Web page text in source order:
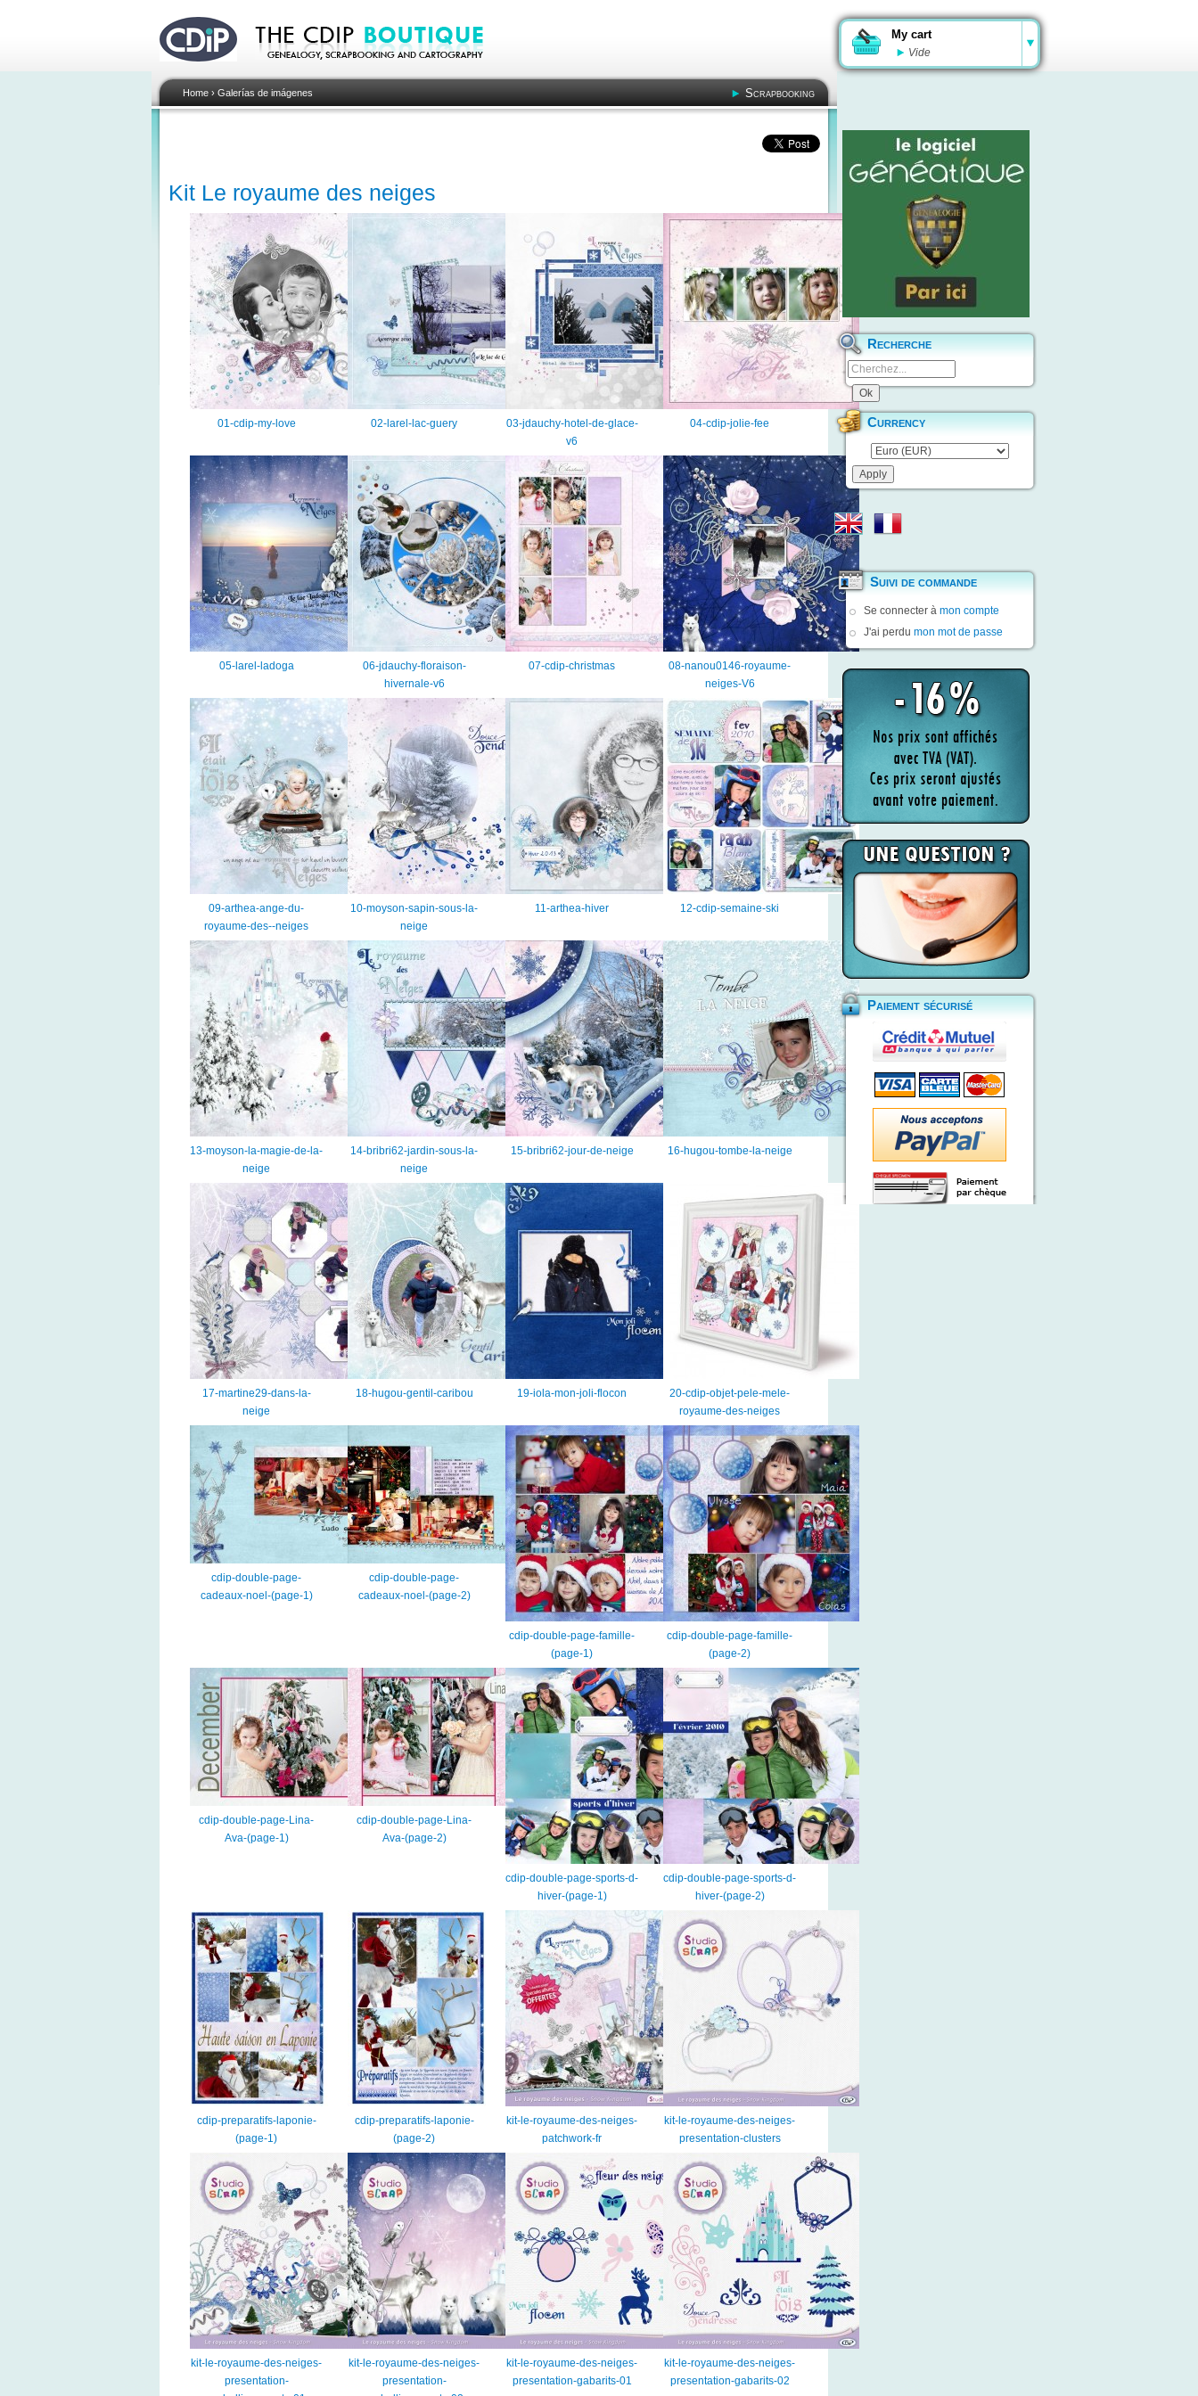
My cart
Vide
Home› Galerías de imágenes Scrapbooking
Kit Le royaume des neiges
01-cdip-my-love 02-larel-lac-guery
03-jdauchy-hotel-de-glace-
v6
04-cdip-jolie-fee
05-larel-ladoga
06-jdauchy-floraison-
hivernale-v6
07-cdip-christmas
08-nanou0146-royaume-
neiges-V6
09-arthea-ange-du-
royaume-des--neiges
10-moyson-sapin-sous-la-
neige
11-arthea-hiver 12-cdip-semaine-ski
13-moyson-la-magie-de-la-
neige
14-bribri62-jardin-sous-la-
neige
15-bribri62-jour-de-neige 16-hugou-tombe-la-neige
17-martine29-dans-la-
neige
18-hugou-gentil-caribou 19-iola-mon-joli-flocon
20-cdip-objet-pele-mele-
royaume-des-neiges
cdip-double-page-
cadeaux-noel-(page-1)
cdip-double-page-
cadeaux-noel-(page-2)
cdip-double-page-famille-
(page-1)
cdip-double-page-famille-
(page-2)
cdip-double-page-Lina-
Ava-(page-1)
cdip-double-page-Lina-
Ava-(page-2)
cdip-double-page-sports-d-
hiver-(page-1)
cdip-double-page-sports-d-
hiver-(page-2)
cdip-preparatifs-laponie-
(page-1)
cdip-preparatifs-laponie-
(page-2)
kit-le-royaume-des-neiges-
patchwork-fr
kit-le-royaume-des-neiges-
presentation-clusters
kit-le-royaume-des-neiges-
presentation-
kit-le-royaume-des-neiges-
presentation-
kit-le-royaume-des-neiges-
presentation-gabarits-01
kit-le-royaume-des-neiges-
presentation-gabarits-02
Recherche
Currency
Suivi de commande
Se connecter à mon compte
J'ai perdu mon mot de passe
Paiement sécurisé